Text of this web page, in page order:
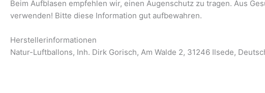
Beim Aufblasen empfehlen wir, einen Augenschutz zu tragen. Aus
verwenden! Bitte diese Information gut aufbewahren.
Herstellerinformationen
Natur-Luftballons, Inh. Dirk Gorisch, Am Walde 2, 31246 Ilsede,